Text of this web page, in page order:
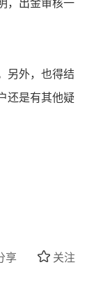
，出金审核一
另外，也得结
还是有其他疑
关注
享